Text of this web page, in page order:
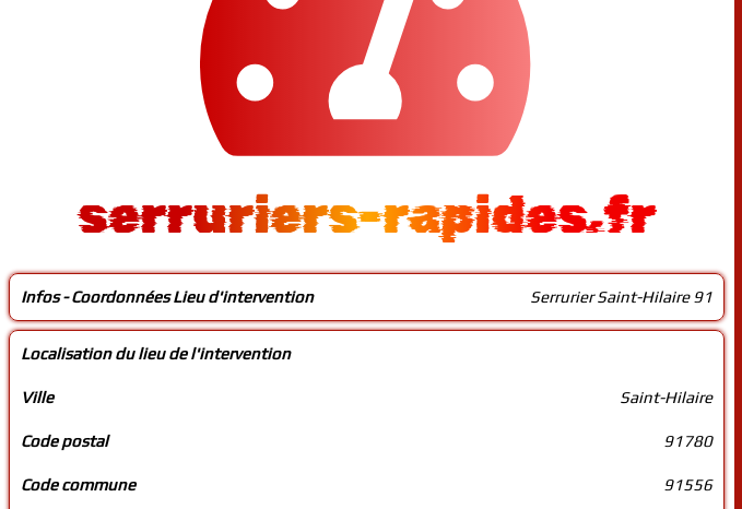
serruriers-rapides.fr
Infos - Coordonnées Lieu d'intervention Serrurier Saint-Hilaire 91
Localisation du lieu de l'intervention
Ville Saint-Hilaire
Code postal 91780
Code commune 91556